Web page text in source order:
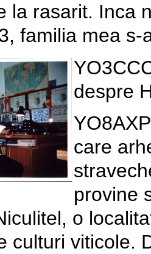
la rasarit. Inca
familia mea
despre
care
provine
o
culturi viticole.